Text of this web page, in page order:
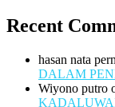
Recent
hasan nata
DALAM
Wiyono putro